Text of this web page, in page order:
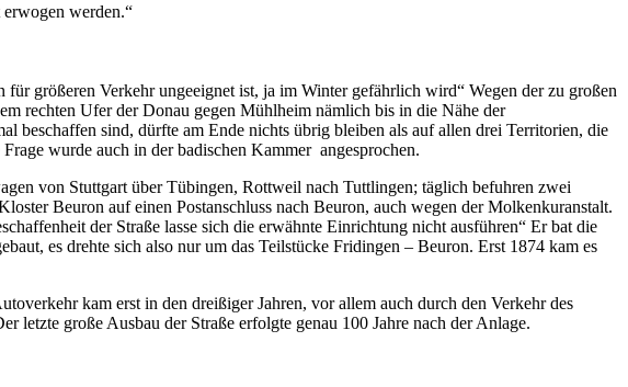
werden.“
größeren Verkehr ungeeignet ist, ja im Winter gefährlich wird“ Wegen der zu großen
rechten Ufer der Donau gegen Mühlheim nämlich bis in die Nähe der
beschaffen sind, dürfte am Ende nichts übrig bleiben als auf allen drei Territorien, die
wurde auch in der badischen Kammer angesprochen.
von Stuttgart über Tübingen, Rottweil nach Tuttlingen; täglich befuhren zwei
Beuron auf einen Postanschluss nach Beuron, auch wegen der Molkenkuranstalt.
der Straße lasse sich die erwähnte Einrichtung nicht ausführen“ Er bat die
es drehte sich also nur um das Teilstücke Fridingen – Beuron. Erst 1874 kam es
kam erst in den dreißiger Jahren, vor allem auch durch den Verkehr des
letzte große Ausbau der Straße erfolgte genau 100 Jahre nach der Anlage.